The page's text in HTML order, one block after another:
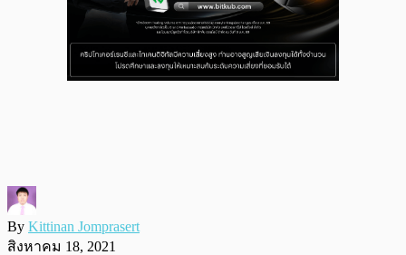
By Kittinan Jomprasert
สิงหาคม 18, 2021